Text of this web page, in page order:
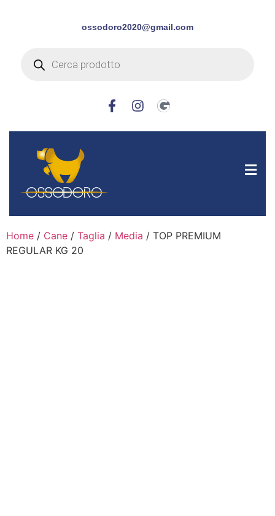
ossodoro2020@gmail.com
Home / Cane / Taglia / Media / TOP PREMIUM
REGULAR KG 20